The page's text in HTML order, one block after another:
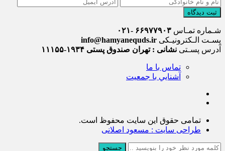
ثبت دیدگاه
شـماره تمـاس ۶۶۹۷۷۹۰۳ -۰۲۱
پسـت الـکترونیـکی info@hamyanequds.ir
آدرس پسـتی نشانی : تهران صندوق پستی ۱۹۳۴-۱۱۱۵۵
تماس با ما
آشنايي با جمعيت
تمامی حقوق این سایت محفوظ است.
طراحی سایت : مسعود اصلانی
جستجو